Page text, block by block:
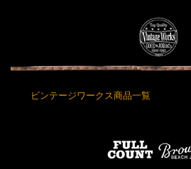
ビンテージワークス商品一覧